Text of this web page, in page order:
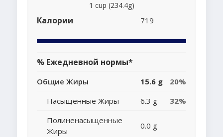
1 cup (234.4g)
Калории 719
% Ежедневной нормы*
Общие Жиры 15.6 g
20%
Насыщенные Жиры
6.3 g
32%
Полиненасыщенные
Жиры
0.0 g